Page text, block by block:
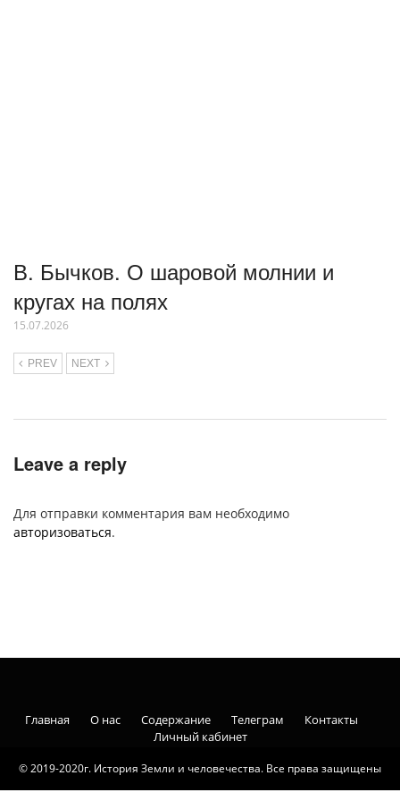
В. Бычков. О шаровой молнии и
кругах на полях
15.07.2026
PREV NEXT
Leave a reply
Для отправки комментария вам необходимо
авторизоваться.
© 2019-2020г. История Земли и человечества. Все права защищены
Главная О нас Содержание Телеграм
Контакты
Личный кабинет